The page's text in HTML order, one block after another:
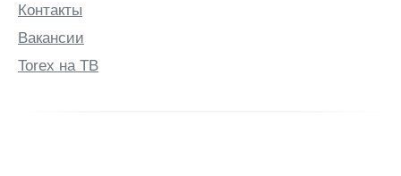
Контакты
Вакансии
Torex на ТВ